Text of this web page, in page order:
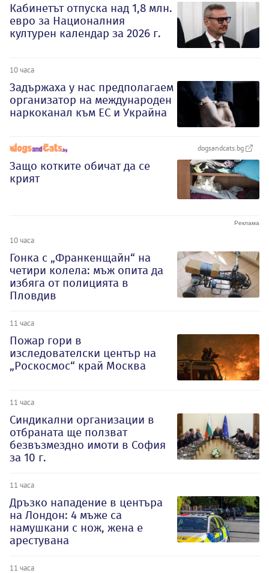
Кабинетът отпуска над 1,8 млн.
евро за Националния
културен календар за 2026 г.
10 часа
Задържаха у нас предполагаем
организатор на международен
наркоканал към ЕС и Украйна
dogsandcats.bg
Защо котките обичат да се
крият
10 часа
Гонка с „Франкенщайн“ на
четири колела: мъж опита да
избяга от полицията в
Пловдив
11 часа
Пожар гори в
изследователски център на
„Роскосмос“ край Москва
11 часа
Синдикални организации в
отбраната ще ползват
безвъзмездно имоти в София
за 10 г.
11 часа
Дръзко нападение в центъра
на Лондон: 4 мъже са
намушкани с нож, жена е
арестувана
11 часа